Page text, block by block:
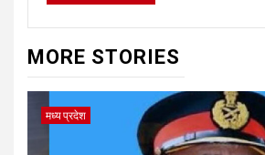
MORE STORIES
मध्य प्रदेश